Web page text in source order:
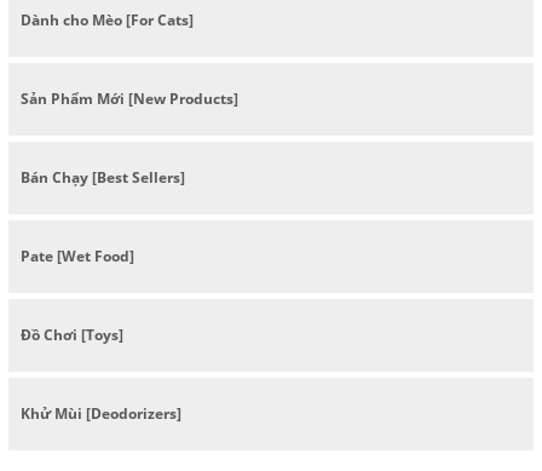
Dành cho Mèo [For Cats]
Sản Phẩm Mới [New Products]
Bán Chạy [Best Sellers]
Pate [Wet Food]
Đồ Chơi [Toys]
Khử Mùi [Deodorizers]